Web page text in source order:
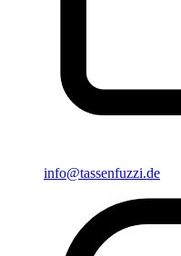
info@tassenfuzzi.de